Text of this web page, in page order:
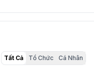
Tất Cả Tổ Chức Cá Nhân